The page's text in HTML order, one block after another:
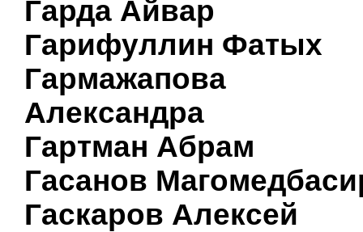
Гарда Айвар
Гарифуллин Фатых
Гармажапова
Александра
Гартман Абрам
Гасанов
Гаскаров Алексей